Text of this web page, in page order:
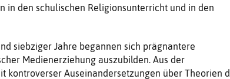
in den schulischen Reli­gionsunterricht und in den
siebzi­ger Jahre begannen sich prägnantere
Me­dienerziehung auszubilden. Aus der
kontro­verser Auseinandersetzungen über Theorien